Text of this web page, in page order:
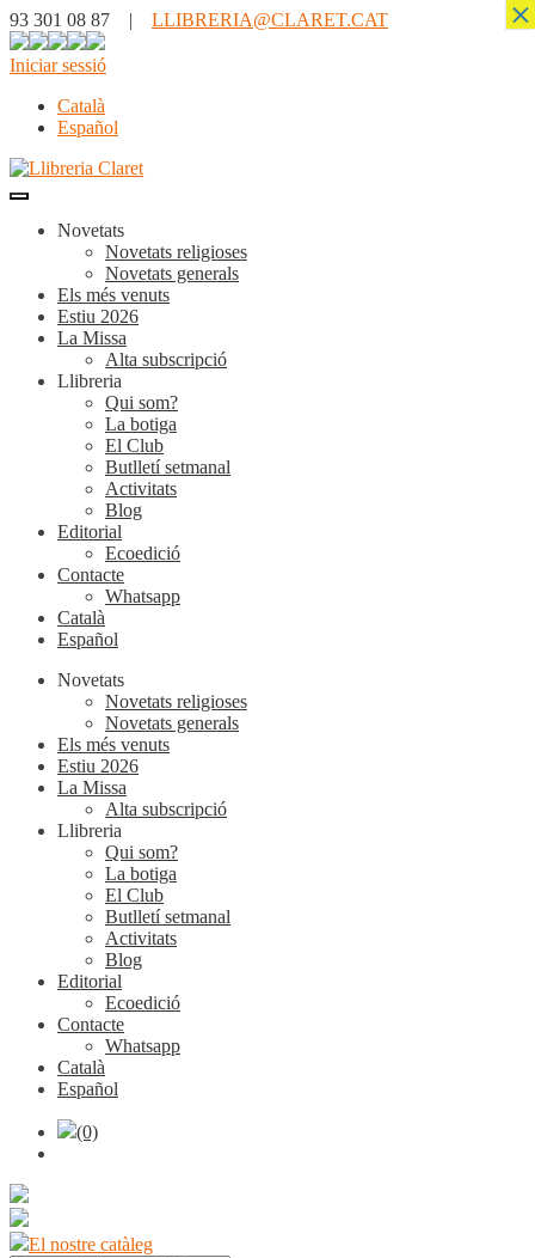
93 301 08 87 | LLIBRERIA@CLARET.CAT
Iniciar sessió
Català
Español
Novetats
Novetats religioses
Novetats generals
Els més venuts
Estiu 2026
La Missa
Alta subscripció
Llibreria
Qui som?
La botiga
El Club
Butlletí setmanal
Activitats
Blog
Editorial
Ecoedició
Contacte
Whatsapp
Català
Español
Novetats
Novetats religioses
Novetats generals
Els més venuts
Estiu 2026
La Missa
Alta subscripció
Llibreria
Qui som?
La botiga
El Club
Butlletí setmanal
Activitats
Blog
Editorial
Ecoedició
Contacte
Whatsapp
Català
Español
(0)
El nostre catàleg
×